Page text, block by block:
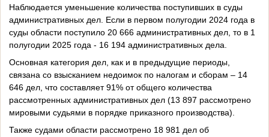
Наблюдается уменьшение количества поступивших в суды
административных дел. Если в первом полугодии 2024 года в
суды области поступило 20 666 административных дел, то в 1
полугодии 2025 года - 16 194 административных дела.
Основная категория дел, как и в предыдущие периоды,
связана со взысканием недоимок по налогам и сборам – 14
646 дел, что составляет 91% от общего количества
рассмотренных административных дел (13 897 рассмотрено
мировыми судьями в порядке приказного производства).
Также судами области рассмотрено 18 981 дел об